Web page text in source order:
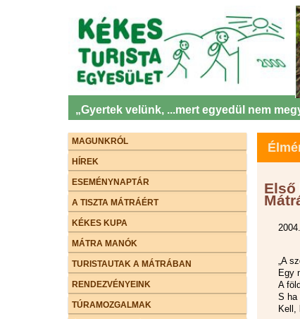
„Gyertek velünk, ...mert egyedül nem
MAGUNKRÓL
HÍREK
ESEMÉNYNAPTÁR
A TISZTA MÁTRÁÉRT
KÉKES KUPA
MÁTRA MANÓK
TURISTAUTAK A MÁTRÁBAN
RENDEZVÉNYEINK
TÚRAMOZGALMAK
Első
„A
Egy
A
S ha
Kell,